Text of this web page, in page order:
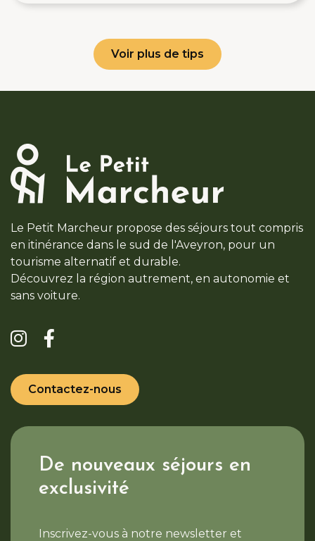
Voir plus de tips
Le Petit Marcheur propose des séjours tout compris
en itinérance dans le sud de l'Aveyron, pour un
tourisme alternatif et durable.
Découvrez la région autrement, en autonomie et
sans voiture.
Contactez-nous
De nouveaux séjours en
exclusivité
Inscrivez-vous à notre newsletter et